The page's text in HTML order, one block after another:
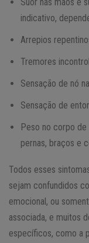
indicativo,
Arrepios
Tremores
Sensação de nó
Sensação de
Peso no corpo
pernas, braços e
Todos esses
sejam confundidos
emocional, ou
associada, e muitos
específicos, como a